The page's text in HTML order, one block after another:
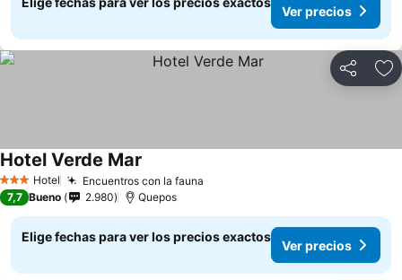
Ver precios
Compartir
3 Estrellas
Hotel Encuentros con la fauna
Hotel Verde Mar
7,7 Bueno 2.980 Quepos
Elige fechas para ver los precios exactos
Ver precios